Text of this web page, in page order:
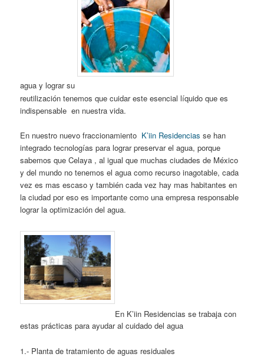
agua y lograr su
reutilización tenemos que cuidar este esencial líquido que es
indispensable en nuestra vida.
En nuestro nuevo fraccionamiento K’iin Residenciasse han
integrado tecnologías para lograr preservar el agua, porque
sabemos que Celaya , al igual que muchas ciudades de México
y del mundo no tenemos el agua como recurso inagotable, cada
vez es mas escaso y también cada vez hay mas habitantes en
la ciudad por eso es importante como una empresa responsable
lograr la optimización del agua.
En K’iin Residencias se trabaja con
estas prácticas para ayudar al cuidado del agua
1.- Planta de tratamiento de aguas residuales